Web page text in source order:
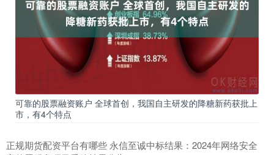
可靠的股票融资账户 全球首创，我国自主研发的降糖新药获批上
市，有4个特点
正规期货配资平台有哪些 永信至诚中标结果：2024年网络安全